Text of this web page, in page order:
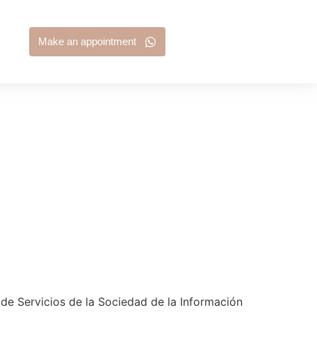
Make an appointment
Servicios de la Sociedad de la Información